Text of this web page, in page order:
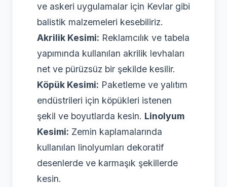
ve askeri uygulamalar için Kevlar gibi
balistik malzemeleri kesebiliriz.
Akrilik Kesimi: Reklamcılık ve tabela
yapımında kullanılan akrilik levhaları
net ve pürüzsüz bir şekilde kesilir.
Köpük Kesimi: Paketleme ve yalıtım
endüstrileri için köpükleri istenen
şekil ve boyutlarda kesin. Linolyum
Kesimi: Zemin kaplamalarında
kullanılan linolyumları dekoratif
desenlerde ve karmaşık şekillerde
kesin.